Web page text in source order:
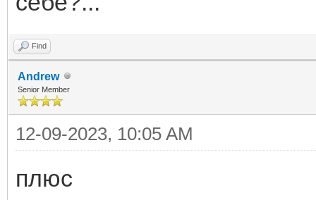
Find
Andrew
Senior Member
12-09-2023, 10:05 AM
плюс